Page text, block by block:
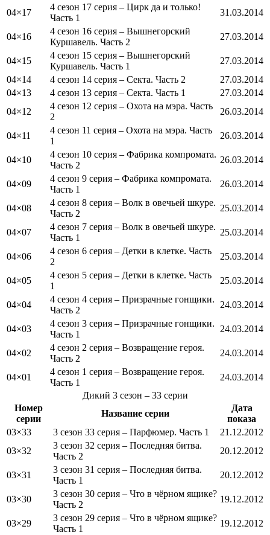
04×17
4 сезон 17 серия – Цирк да и только!
Часть 1
31.03.2014
04×16
4 сезон 16 серия – Вышнегорский
Куршавель. Часть 2
27.03.2014
04×15
4 сезон 15 серия – Вышнегорский
Куршавель. Часть 1
27.03.2014
04×14
4 сезон 14 серия – Секта. Часть 2
27.03.2014
04×13
4 сезон 13 серия – Секта. Часть 1
27.03.2014
04×12
4 сезон 12 серия – Охота на мэра. Часть
2
26.03.2014
04×11
4 сезон 11 серия – Охота на мэра. Часть
1
26.03.2014
04×10
4 сезон 10 серия – Фабрика компромата.
Часть 2
26.03.2014
04×09
4 сезон 9 серия – Фабрика компромата.
Часть 1
26.03.2014
04×08
4 сезон 8 серия – Волк в овечьей шкуре.
Часть 2
25.03.2014
04×07
4 сезон 7 серия – Волк в овечьей шкуре.
Часть 1
25.03.2014
04×06
4 сезон 6 серия – Детки в клетке. Часть
2
25.03.2014
04×05
4 сезон 5 серия – Детки в клетке. Часть
1
25.03.2014
04×04
4 сезон 4 серия – Призрачные гонщики.
Часть 2
24.03.2014
04×03
4 сезон 3 серия – Призрачные гонщики.
Часть 1
24.03.2014
04×02
4 сезон 2 серия – Возвращение героя.
Часть 2
24.03.2014
04×01
4 сезон 1 серия – Возвращение героя.
Часть 1
24.03.2014
Дикий 3 сезон – 33 серии
Номер
серии
Название серии
Дата
показа
03×33
3 сезон 33 серия – Парфюмер. Часть 1
21.12.2012
03×32
3 сезон 32 серия – Последняя битва.
Часть 2
20.12.2012
03×31
3 сезон 31 серия – Последняя битва.
Часть 1
20.12.2012
03×30
3 сезон 30 серия – Что в чёрном ящике?
Часть 2
19.12.2012
03×29
3 сезон 29 серия – Что в чёрном ящике?
Часть 1
19.12.2012